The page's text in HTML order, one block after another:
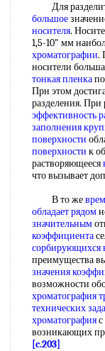
Для
большое
носителя.
1,5-10" мм
хроматографии.
носители
тонкая пленка
Прн этом
разделения. При
эффективность
заполнения
поверхности
поверхности к
растворяющееся
что вызывает
В то же
обладает рядом
значительным
коэффициента
сорбирующихся
преимущества
значения
возможности
хроматография
технических
хроматографияс
возникающих
[c.203]